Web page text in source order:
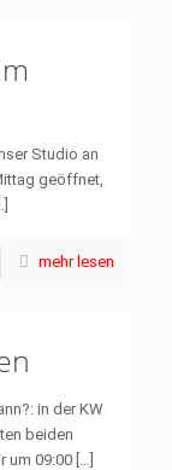
Studio an
geöffnet,
mehr lesen
in der KW
beiden
um 09:00 […]